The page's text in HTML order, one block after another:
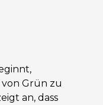
Grün zu
an, dass